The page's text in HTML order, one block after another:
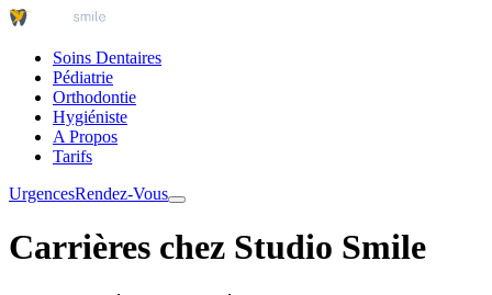
Soins Dentaires
Pédiatrie
Orthodontie
Hygiéniste
A Propos
Tarifs
UrgencesRendez-Vous
Carrières chez Studio Smile